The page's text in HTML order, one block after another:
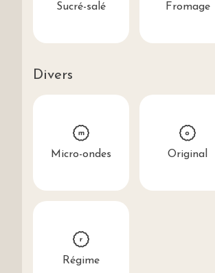
Sucré-salé Fromage
Divers
Micro-ondes Original
Régime